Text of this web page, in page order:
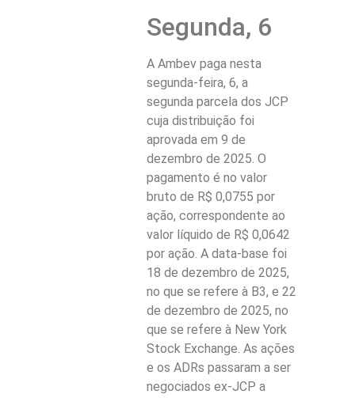
Segunda, 6
A Ambev paga nesta
segunda-feira, 6, a
segunda parcela dos JCP
cuja distribuição foi
aprovada em 9 de
dezembro de 2025. O
pagamento é no valor
bruto de R$ 0,0755 por
ação, correspondente ao
valor líquido de R$ 0,0642
por ação. A data-base foi
18 de dezembro de 2025,
no que se refere à B3, e 22
de dezembro de 2025, no
que se refere à New York
Stock Exchange. As ações
e os ADRs passaram a ser
negociados ex-JCP a